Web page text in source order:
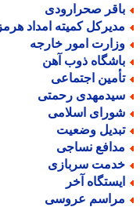
صحرارودی
کمیته امداد
امور خارجه
ذوب آهن
اجتماعی
رحمتی
اسلامی
وضعیت
نساجی
سربازی
آخر
عروسی